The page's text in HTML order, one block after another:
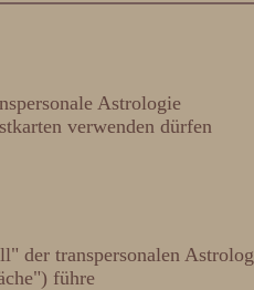
Astrologie
verwenden dürfen
der transpersonalen
führe